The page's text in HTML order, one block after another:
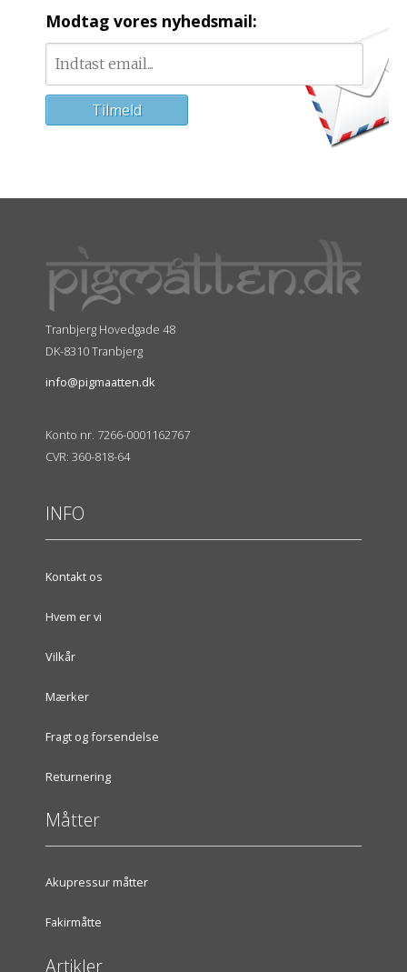
Modtag vores nyhedsmail:
Tranbjerg Hovedgade 48
DK-8310 Tranbjerg
info@pigmaatten.dk
Konto nr. 7266-0001162767
CVR: 360-818-64
INFO
Kontakt os
Hvem er vi
Vilkår
Mærker
Fragt og forsendelse
Returnering
Måtter
Akupressur måtter
Fakirmåtte
Artikler